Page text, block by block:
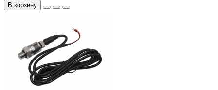
В корзину